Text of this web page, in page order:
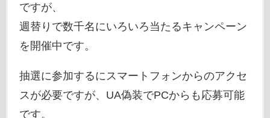
ですが、
週替りで数千名にいろいろ当たるキャンペーン
を開催中です。
抽選に参加するにスマートフォンからのアクセ
スが必要ですが、UA偽装でPCからも応募可能
です。